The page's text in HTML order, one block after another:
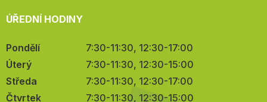
ÚŘEDNÍ HODINY
Pondělí
7:30-11:30, 12:30-17:00
Úterý
7:30-11:30, 12:30-15:00
Středa
7:30-11:30, 12:30-17:00
Čtvrtek
7:30-11:30, 12:30-15:00